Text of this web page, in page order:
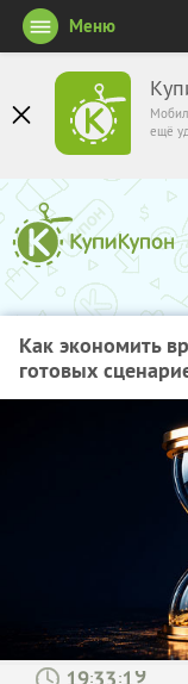
ещё
Меню
Как экономить
готовых
: :